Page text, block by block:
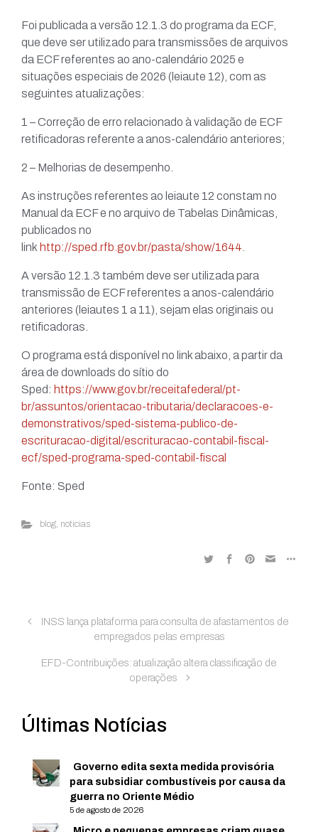
Foi publicada a versão 12.1.3 do programa da ECF,
que deve ser utilizado para transmissões de arquivos
da ECF referentes ao ano-calendário 2025 e
situações especiais de 2026 (leiaute 12), com as
seguintes atualizações:
1 – Correção de erro relacionado à validação de ECF
retificadoras referente a anos-calendário anteriores;
2 – Melhorias de desempenho.
As instruções referentes ao leiaute 12 constam no
Manual da ECF e no arquivo de Tabelas Dinâmicas,
publicados no
link http://sped.rfb.gov.br/pasta/show/1644
A versão 12.1.3 também deve ser utilizada para
transmissão de ECF referentes a anos-calendário
anteriores (leiautes 1 a 11), sejam elas originais ou
retificadoras.
O programa está disponível no link abaixo, a partir da
área de downloads do sítio do
Sped: https://www.gov.br/receitafederal/pt-
br/assuntos/orientacao-tributaria/declaracoes-e-
demonstrativos/sped-sistema-publico-de-
escrituracao-digital/escrituracao-contabil-fiscal-
ecf/sped-programa-sped-contabil-fiscal
Fonte: Sped
blog, noticias
INSS lança plataforma para consulta de afastamentos de
empregados pelas empresas
EFD-Contribuições: atualização altera classificação de
operações
Últimas Notícias
Governo edita sexta medida provisória
para subsidiar combustíveis por causa da
guerra no Oriente Médio
5 de agosto de 2026